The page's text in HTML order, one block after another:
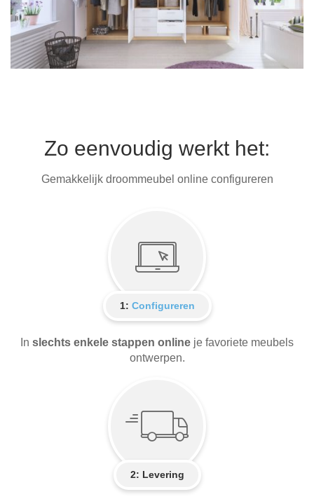
Zo eenvoudig werkt het:
Gemakkelijk droommeubel online configureren
1: Configureren
In slechts enkele stappen online je favoriete meubels
ontwerpen.
2: Levering